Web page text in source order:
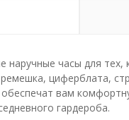
наручные часы для
циферблата,
вам
гардероба.